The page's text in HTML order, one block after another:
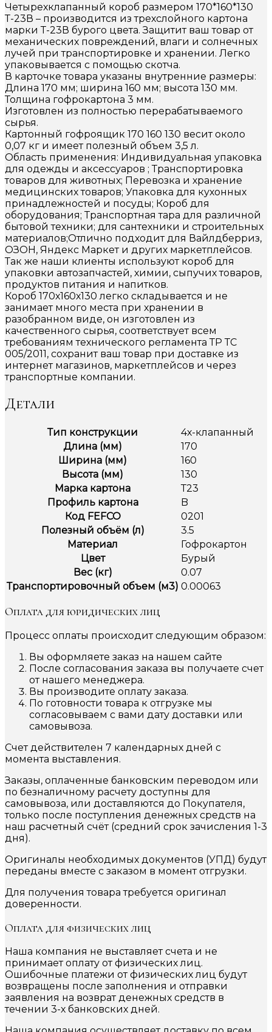
Четырехклапанный короб размером 170*160*130
Т-23В – производится из трехслойного картона
марки Т-23В бурого цвета. Защитит ваш товар от
механических повреждений, влаги и солнечных
лучей при транспортировке и хранении. Легко
упаковывается с помощью скотча.
В карточке товара указаны внутренние размеры:
Длина 170 мм; ширина 160 мм; высота 130 мм.
Толщина гофрокартона 3 мм.
Изготовлен из полностью перерабатываемого
сырья.
Картонный гофроящик 170 160 130 весит около
0,07 кг и имеет полезный объем 3,5 л.
Область применения: Индивидуальная упаковка
для одежды и аксессуаров ; Транспортировка
товаров для животных; Перевозка и хранение
медицинских товаров; Упаковка для кухонных
принадлежностей и посуды; Короб для
оборудования; Транспортная тара для различной
бытовой техники; для сантехники и строительных
материалов;Отлично подходит для Вайлдберриз,
ОЗОН, Яндекс Маркет и других маркетплейсов.
Так же наши клиенты используют короб для
упаковки автозапчастей, химии, сыпучих товаров,
продуктов питания и напитков.
Короб 170х160х130 легко складывается и не
занимает много места при хранении в
разобранном виде, он изготовлен из
качественного сырья, соответствует всем
требованиям технического регламента ТР ТС
005/2011, сохранит ваш товар при доставке из
интернет магазинов, маркетплейсов и через
транспортные компании.
Детали
Тип конструкции
4х-клапанный
Длина (мм)
170
Ширина (мм)
160
Высота (мм)
130
Марка картона
Т23
Профиль картона
B
Код FEFCO
0201
Полезный объём (л)
3.5
Материал
Гофрокартон
Цвет
Бурый
Вес (кг)
0.07
Транспортировочный объем (м3) 0.00063
Оплата для юридических лиц
Процесс оплаты происходит следующим образом:
Вы оформляете заказ на нашем сайте
После согласования заказа вы получаете счет
от нашего менеджера.
Вы производите оплату заказа.
По готовности товара к отгрузке мы
согласовываем с вами дату доставки или
самовывоза.
Счет действителен 7 календарных дней с
момента выставления.
Заказы, оплаченные банковским переводом или
по безналичному расчету доступны для
самовывоза, или доставляются до Покупателя,
только после поступления денежных средств на
наш расчетный счёт (средний срок зачисления 1-3
дня).
Оригиналы необходимых документов (УПД) будут
переданы вместе с заказом в момент отгрузки.
Для получения товара требуется оригинал
доверенности.
Оплата для физических лиц
Наша компания не выставляет счета и не
принимает оплату от физических лиц.
Ошибочные платежи от физических лиц будут
возвращены после заполнения и отправки
заявления на возврат денежных средств в
течении 3-х банковских дней.